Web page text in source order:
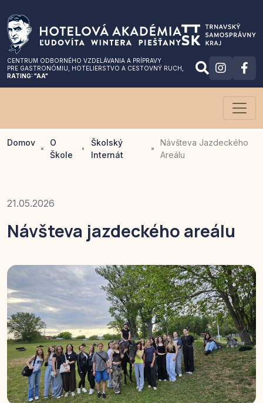
CENTRUM ODBORNÉHO VZDELÁVANIA A PRÍPRAVY
PRE GASTRONÓMIU , HOTELIERSTVO A CESTOVNÝ RUCH,
RATING: "AA"
Domov
O
Škole
Školský
Internát
Návšteva Jazdeckého
Areálu
21.05.2026
Návšteva jazdeckého areálu